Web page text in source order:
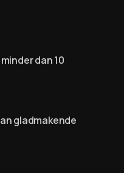
dan 10
gladmakende